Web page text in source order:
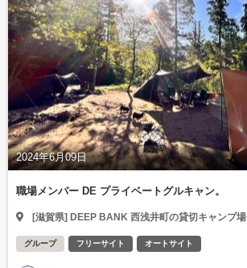
2024年6月09日
職場メンバー DE プライベートグルキャン。
[滋賀県] DEEP BANK 西浅井町の貸切キャンプ場
グループ フリーサイト オートサイト